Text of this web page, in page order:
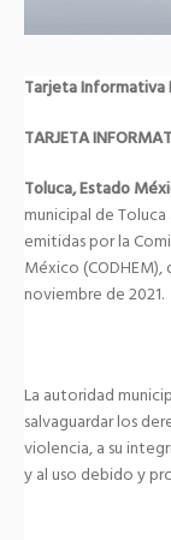
Tarjeta Informativa
TARJETA
Toluca, Estado
municipal de
emitidas por la
México
noviembre de 2021.
La autoridad
salvaguardar los
violencia, a su
y al uso debido y